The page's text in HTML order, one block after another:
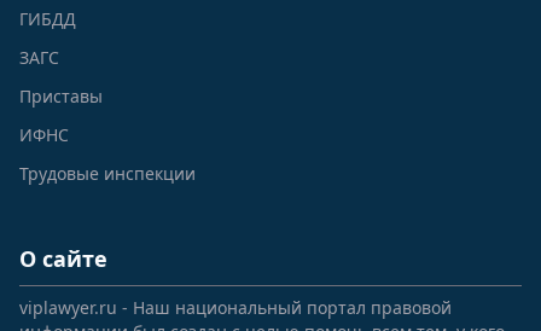
ГИБДД
ЗАГС
Приставы
ИФНС
Трудовые инспекции
О сайте
viplawyer.ru - Наш национальный портал правовой